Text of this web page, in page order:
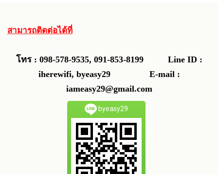
สามารถติดต่อได้ที่
โทร : 098-578-9535, 091-853-8199 Line ID :
iherewifi, byeasy29 E-mail :
iameasy29@gmail.com
byeasy29